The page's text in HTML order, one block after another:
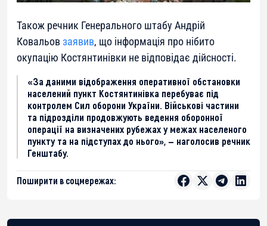
Також речник Генерального штабу Андрій
Ковальов заявив, що інформація про нібито
окупацію Костянтинівки не відповідає дійсності.
«За даними відображення оперативної обстановки
населений пункт Костянтинівка перебуває під
контролем Сил оборони України. Військові частини
та підрозділи продовжують ведення оборонної
операції на визначених рубежах у межах населеного
пункту та на підступах до нього», — наголосив речник
Генштабу.
Поширити в соцмережах: